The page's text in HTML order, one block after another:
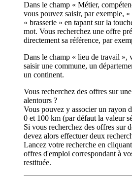
Dans le champ « Métier,
vous pouvez saisir, par exemple,
« brasserie » en tapant sur la
mot. Vous recherchez une offre
directement sa référence, par
Dans le champ « lieu de travail »,
saisir une commune, un
un continent.
Vous recherchez des offres sur
alentours ?
Vous pouvez y associer un rayon
0 et 100 km (par défaut la valeur
Si vous recherchez des offres sur
devez alors effectuer deux
Lancez votre recherche en
offres d'emploi correspondant à
restituée.